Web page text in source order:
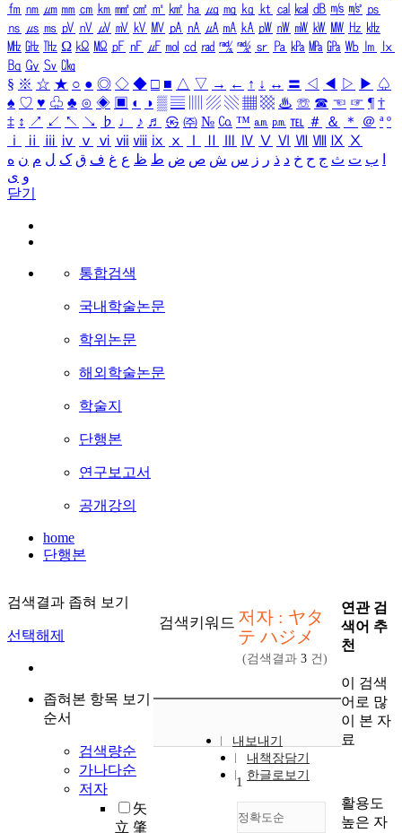
㎙ ㎚ ㎛ ㎜ ㎝ ㎞ ㎟ ㎠ ㎡ ㎢ ㏊ ㎍ ㎎ ㎏ ㏏ ㎈ ㎉ ㏈ ㎧ ㎨ ㎰
㎱ ㎲ ㎳ ㎴ ㎵ ㎶ ㎷ ㎸ ㎹ ㎀ ㎁ ㎂ ㎃ ㎄ ㎺ ㎻ ㎽ ㎾ ㎿ ㎐ ㎑
㎒ ㎓ ㎔ Ω ㏀ ㏁ ㎊ ㎋ ㎌ ㏖ ㏅ ㎭ ㎮ ㎯ ㏛ ㎩ ㎪ ㎫ ㎬ ㏝ ㏐
㏓
㏃ ㏉ ㏜ ㏆
§ ※ ☆ ★ ○ ● ◎ ◇ ◆ □ ■ △ ▽ → ← ↑ ↓ ↔ 〓 ◁ ◀ ▷ ▶ ♤
♠ ♡ ♥ ♧ ♣ ⊙ ◈ ▣ ◐ ◑ ▒ ▤ ▨ ▧ ▦ ▩ ♨ ☏ ☎ ☜ ☞ ¶ †
‡ ↕ ↗ ↙ ↖ ↘ ♭ ♩ ♪ ♬ ㉿ ㈜ № ㏇ ™ ㏂ ㏘ ℡ ＃ ＆ ＊ ＠ ª º
ⅰ
ⅱ ⅲ ⅳ ⅴ ⅵ ⅶ ⅷ ⅸ ⅹ Ⅳ Ⅴ Ⅵ Ⅶ Ⅷ Ⅸ Ⅹ
ب ت ث ج ح خ د ذ ر ز س ش ص ض ط ظ ع غ ف ق ک ل م ن ه
و ی
닫기
통합검색
국내학술논문
학위논문
해외학술논문
학술지
단행본
연구보고서
공개강의
home
단행본
검색결과 좁혀 보기
선택해제
좁혀본 항목 보기
순서
검색량순
가나다순
저자
矢
立 肇
검색키워드 저자 : ヤタ
テ ハジメ
(검색결과 3 건)
내보내기
내책장담기
한글로보기
정확도순
1
연관 검
색어 추
천
이 검색
어로 많
이 본 자
료
활용도
높은 자